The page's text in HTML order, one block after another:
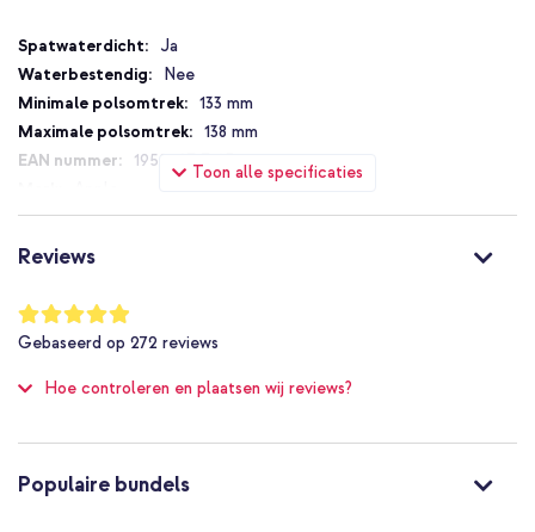
Toon alle specificaties
Specificaties
Ja
Nee
133 mm
138 mm
195949717123
MY1L3ZM/A
Apple
Smartwatch bandje
Geen
Reviews
Waardering:
98
%
of
Gebaseerd op 272 reviews
Hoe controleren en plaatsen wij reviews?
Populaire bundels